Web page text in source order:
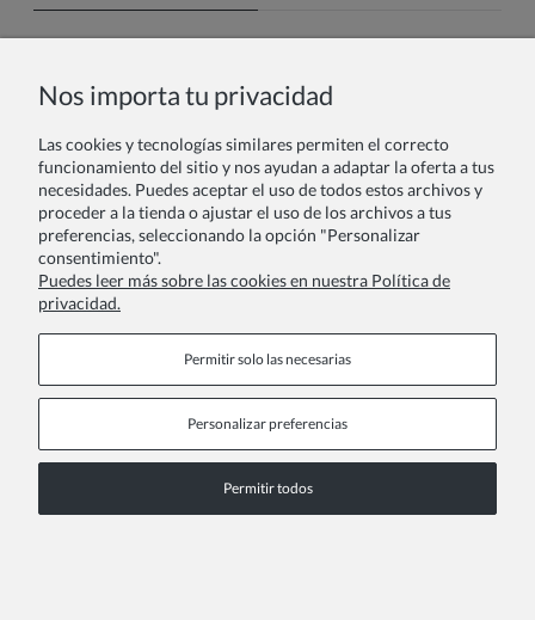
Tu reseña:
Páginas de información
Nos importa tu privacidad
Las cookies y tecnologías similares permiten el correcto
funcionamiento del sitio y nos ayudan a adaptar la oferta a tus
necesidades. Puedes aceptar el uso de todos estos archivos y
proceder a la tienda o ajustar el uso de los archivos a tus
preferencias, seleccionando la opción "Personalizar
consentimiento".
Puedes leer más sobre las cookies en nuestra Política de
privacidad.
Permitir solo las necesarias
Personalizar preferencias
Permitir todos